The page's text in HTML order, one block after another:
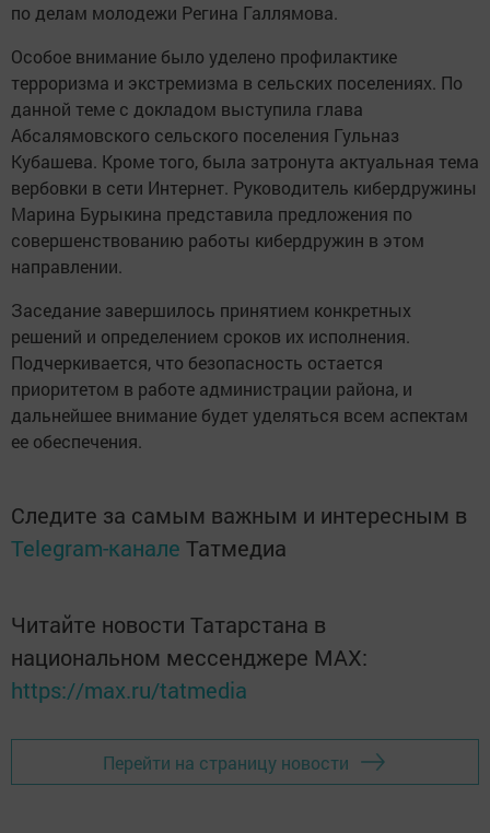
по делам молодежи Регина Галлямова.
Особое внимание было уделено профилактике
терроризма и экстремизма в сельских поселениях. По
данной теме с докладом выступила глава
Абсалямовского сельского поселения Гульназ
Кубашева. Кроме того, была затронута актуальная тема
вербовки в сети Интернет. Руководитель кибердружины
Марина Бурыкина представила предложения по
совершенствованию работы кибердружин в этом
направлении.
Заседание завершилось принятием конкретных
решений и определением сроков их исполнения.
Подчеркивается, что безопасность остается
приоритетом в работе администрации района, и
дальнейшее внимание будет уделяться всем аспектам
ее обеспечения.
Следите за самым важным и интересным в
Telegram-канале Татмедиа
Читайте новости Татарстана в
национальном мессенджере MАХ:
https://max.ru/tatmedia
Перейти на страницу новости